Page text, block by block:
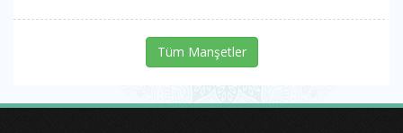
Tüm Manşetler